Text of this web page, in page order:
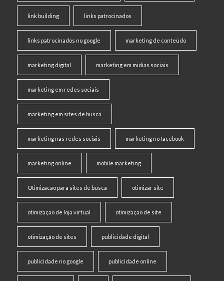
link building links patrocinados
links patrocinados no google marketing de conteúdo
marketing digital marketing em midias sociais
marketing em redes sociais
marketing em sites de busca
marketing nas redes sociais marketing no facebook
marketing online mobile marketing
Otimizacao para sites de busca otimizar site
otimizaçao de loja virtual otimizaçao de site
otimização de sites publicidade digital
publicidade no google publicidade online